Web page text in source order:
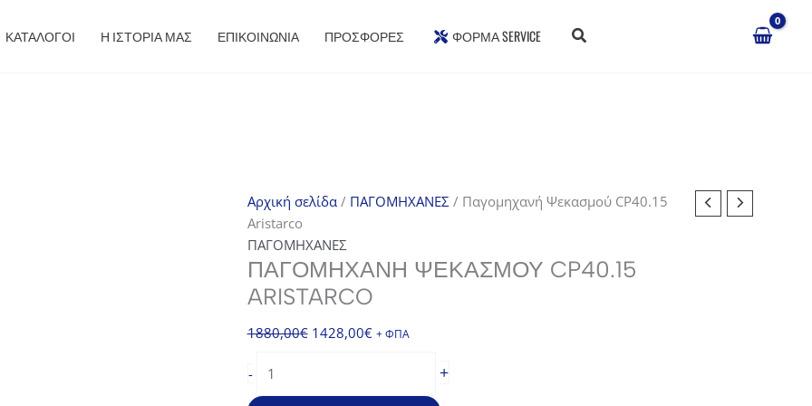
ΚΑΤΑΛΟΓΟΙ Η ΙΣΤΟΡΙΑ ΜΑΣ ΕΠΙΚΟΙΝΩΝΙΑ ΠΡΟΣΦΟΡΈΣ ΦΌΡΜΑ SERVICE
Αρχική σελίδα/ ΠΑΓΟΜΗΧΑΝΕΣ/ Παγομηχανή Ψεκασμού CP40.15
Aristarco
ΠΑΓΟΜΗΧΑΝΕΣ
ΠΑΓΟΜΗΧΑΝΉ ΨΕΚΑΣΜΟΎ CP40.15
ARISTARCO
1880,00€ Original
1880,00€.
1428,00€Η
είναι:
+ ΦΠΑ
-
Ψεκασμού
+